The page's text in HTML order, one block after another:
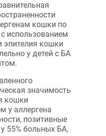
кошки по
использованием
эпителия кошки
у детей с БА
значимость
кошки
у аллергена
позитивные
55% больных БА,